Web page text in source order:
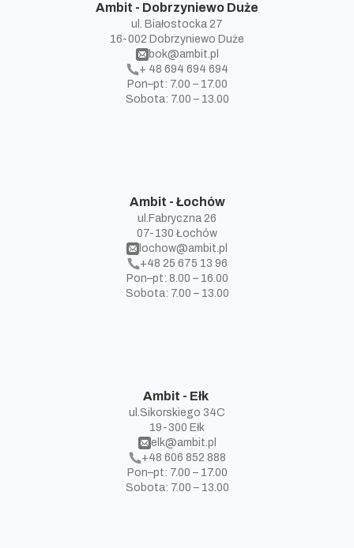
Ambit - Dobrzyniewo Duże
ul. Białostocka 27
16-002 Dobrzyniewo Duże
bok@ambit.pl
+ 48 694 694 694
Pon–pt: 7.00 – 17.00
Sobota: 7.00 – 13.00
Ambit - Łochów
ul.Fabryczna 26
07-130 Łochów
lochow@ambit.pl
+48 25 675 13 96
Pon–pt: 8.00 – 16.00
Sobota: 7.00 – 13.00
Ambit - Ełk
ul.Sikorskiego 34C
19-300 Ełk
elk@ambit.pl
+48 606 852 888
Pon–pt: 7.00 – 17.00
Sobota: 7.00 – 13.00